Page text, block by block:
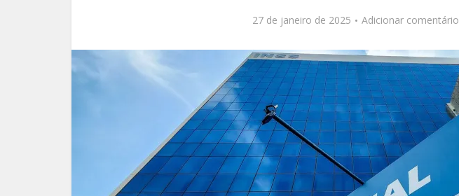
27 de janeiro de 2025 Adicionar comentário